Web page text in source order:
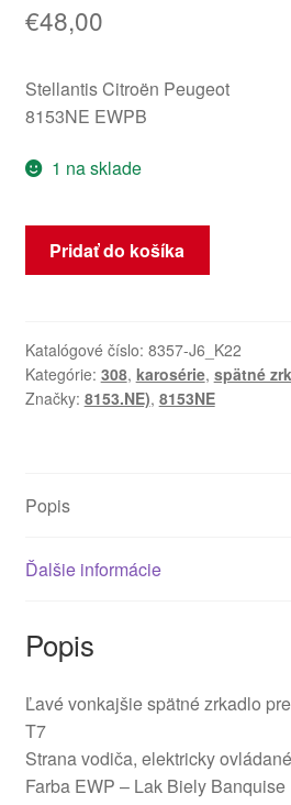
€48,00
Stellantis Citroën Peugeot
8153NE EWPB
1 na sklade
množstvo
Spätné
Peugeot
308
EWPB
Pridať do košíka
Katalógové číslo: 8357-J6_K22
Kategórie: 308, karosérie, spätné
Značky: 8153.NE), 8153NE
Popis
Ďalšie informácie
Popis
Ľavé vonkajšie spätné zrkadlo
T7
Strana vodiča, elektricky ovládané
Farba EWP – Lak Biely Banquise